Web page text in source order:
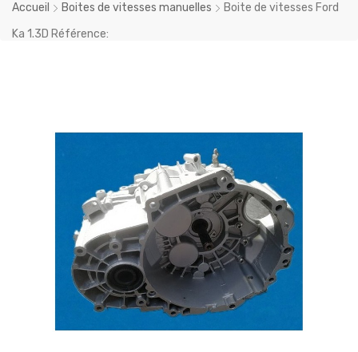
Accueil Boites de vitesses manuelles
Boite de vitesses Ford
Ka 1.3D Référence: